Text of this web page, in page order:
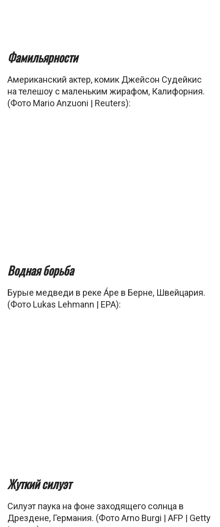
Фамильярности
Американский актер, комик Джейсон Судейкис
на телешоу с маленьким жирафом, Калифорния.
(Фото Mario Anzuoni | Reuters):
Водная борьба
Бурые медведи в реке А́ре в Берне, Швейцария.
(Фото Lukas Lehmann | EPA):
Жуткий силуэт
Силуэт паука на фоне заходящего солнца в
Дрездене, Германия. (Фото Arno Burgi | AFP | Getty